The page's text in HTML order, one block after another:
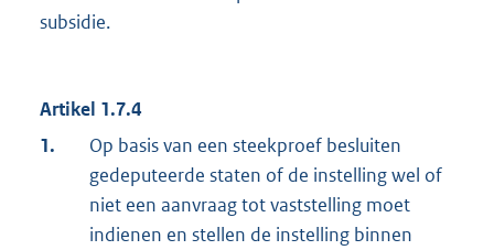
subsidie.
Artikel 1.7.4
1.
Op basis van een steekproef besluiten
gedeputeerde staten of de instelling wel of
niet een aanvraag tot vaststelling moet
indienen en stellen de instelling binnen